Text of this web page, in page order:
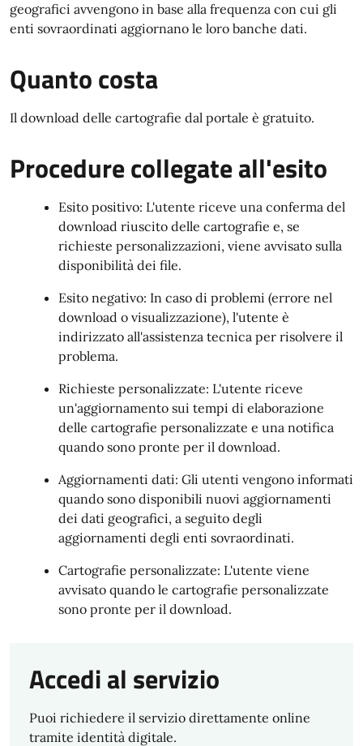
geografici avvengono in base alla frequenza con cui gli
enti sovraordinati aggiornano le loro banche dati.
Quanto costa
Il download delle cartografie dal portale è gratuito.
Procedure collegate all'esito
Esito positivo: L'utente riceve una conferma del
download riuscito delle cartografie e, se
richieste personalizzazioni, viene avvisato sulla
disponibilità dei file.
Esito negativo: In caso di problemi (errore nel
download o visualizzazione), l'utente è
indirizzato all'assistenza tecnica per risolvere il
problema.
Richieste personalizzate: L'utente riceve
un'aggiornamento sui tempi di elaborazione
delle cartografie personalizzate e una notifica
quando sono pronte per il download.
Aggiornamenti dati: Gli utenti vengono informati
quando sono disponibili nuovi aggiornamenti
dei dati geografici, a seguito degli
aggiornamenti degli enti sovraordinati.
Cartografie personalizzate: L'utente viene
avvisato quando le cartografie personalizzate
sono pronte per il download.
Accedi al servizio
Puoi richiedere il servizio direttamente online
tramite identità digitale.